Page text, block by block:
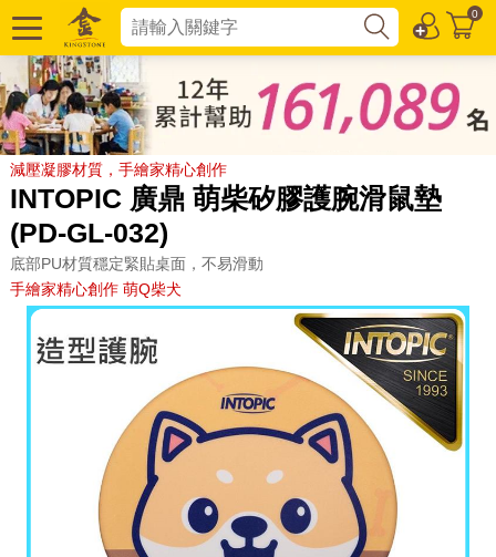
0
減壓凝膠材質，手繪家精心創作
INTOPIC 廣鼎 萌柴矽膠護腕滑鼠墊
(PD-GL-032)
底部PU材質穩定緊貼桌面，不易滑動
手繪家精心創作 萌Q柴犬